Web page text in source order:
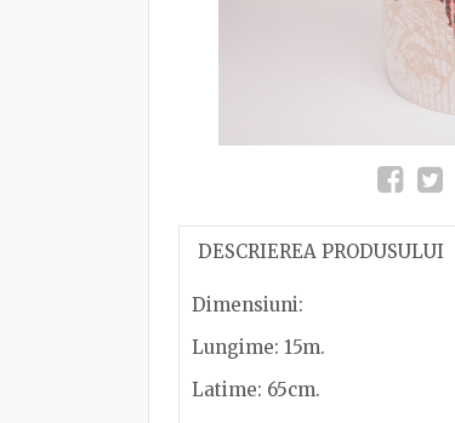
DESCRIEREA PRODUSULUI
Dimensiuni:
Lungime: 15m.
Latime: 65cm.